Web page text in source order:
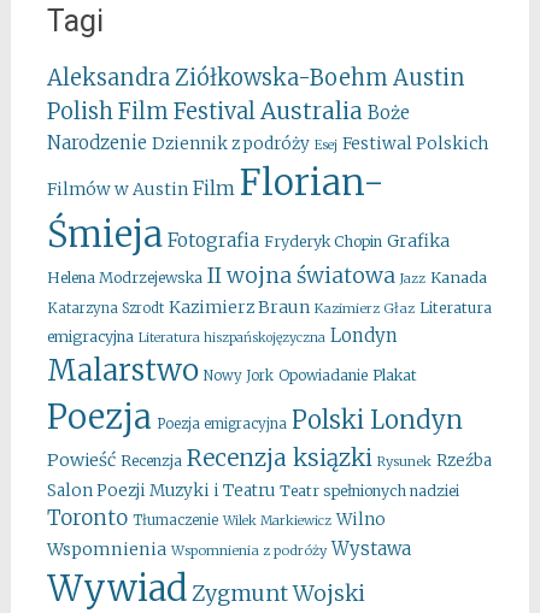
Tagi
Aleksandra Ziółkowska-Boehm Austin
Polish Film FestivalAustralia Boże
Narodzenie Dziennik z podróży Esej Festiwal Polskich
Filmów w Austin Film Florian-
Śmieja Fotografia Fryderyk Chopin Grafika
Helena Modrzejewska II wojna światowa Jazz Kanada
Katarzyna Szrodt Kazimierz Braun Kazimierz Głaz Literatura
emigracyjna Literatura hiszpańskojęzyczna Londyn
Malarstwo Nowy Jork Opowiadanie Plakat
Poezja Poezja emigracyjna Polski Londyn
Powieść Recenzja Recenzja ksiązki Rysunek Rzeźba
Salon Poezji Muzyki i Teatru Teatr spełnionych nadziei
Toronto Tłumaczenie Wilek Markiewicz Wilno
Wspomnienia Wspomnienia z podróży Wystawa
WywiadZygmunt Wojski